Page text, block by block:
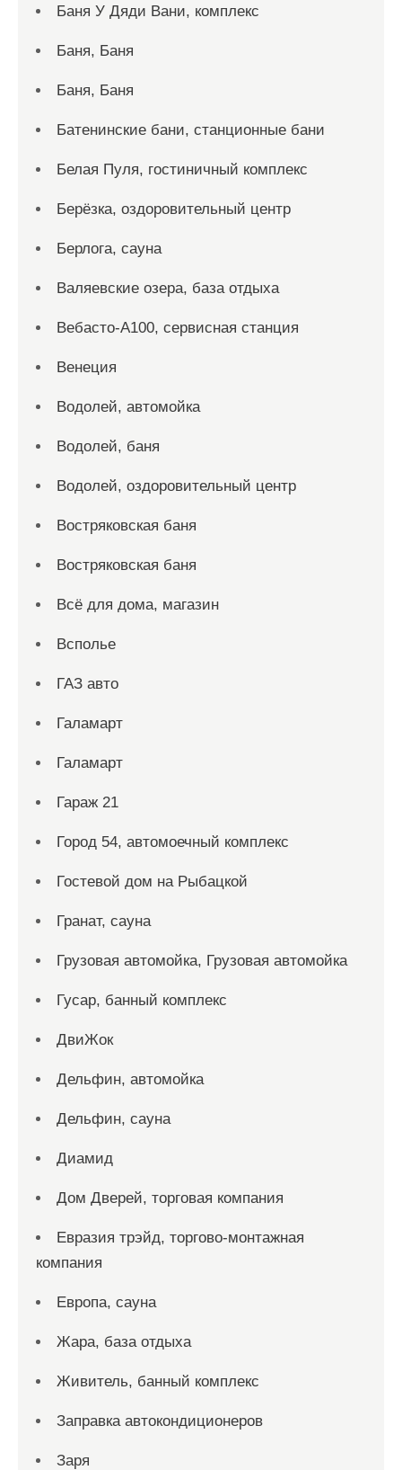
Баня У Дяди Вани, комплекс
Баня, Баня
Баня, Баня
Батенинские бани, станционные бани
Белая Пуля, гостиничный комплекс
Берёзка, оздоровительный центр
Берлога, сауна
Валяевские озера, база отдыха
Вебасто-А100, сервисная станция
Венеция
Водолей, автомойка
Водолей, баня
Водолей, оздоровительный центр
Востряковская баня
Востряковская баня
Всё для дома, магазин
Всполье
ГАЗ авто
Галамарт
Галамарт
Гараж 21
Город 54, автомоечный комплекс
Гостевой дом на Рыбацкой
Гранат, сауна
Грузовая автомойка, Грузовая автомойка
Гусар, банный комплекс
ДвиЖок
Дельфин, автомойка
Дельфин, сауна
Диамид
Дом Дверей, торговая компания
Евразия трэйд, торгово-монтажная
компания
Европа, сауна
Жара, база отдыха
Живитель, банный комплекс
Заправка автокондиционеров
Заря